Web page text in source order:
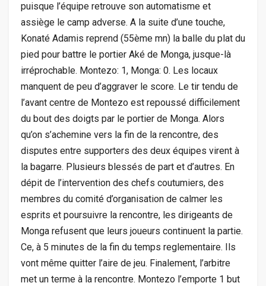
puisque l’équipe retrouve son automatisme et
assiège le camp adverse. A la suite d’une touche,
Konaté Adamis reprend (55ème mn) la balle du plat du
pied pour battre le portier Aké de Monga, jusque-là
irréprochable. Montezo: 1, Monga: 0. Les locaux
manquent de peu d’aggraver le score. Le tir tendu de
l’avant centre de Montezo est repoussé difficilement
du bout des doigts par le portier de Monga. Alors
qu’on s’achemine vers la fin de la rencontre, des
disputes entre supporters des deux équipes virent à
la bagarre. Plusieurs blessés de part et d’autres. En
dépit de l’intervention des chefs coutumiers, des
membres du comité d’organisation de calmer les
esprits et poursuivre la rencontre, les dirigeants de
Monga refusent que leurs joueurs continuent la partie.
Ce, à 5 minutes de la fin du temps reglementaire. Ils
vont même quitter l’aire de jeu. Finalement, l’arbitre
met un terme à la rencontre. Montezo l’emporte 1 but